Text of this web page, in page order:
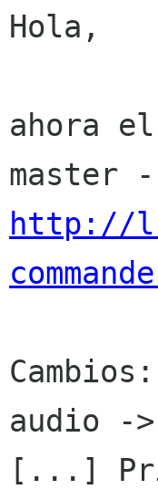
Hola,
ahora el
http://
Cambios:
audio -
[...]